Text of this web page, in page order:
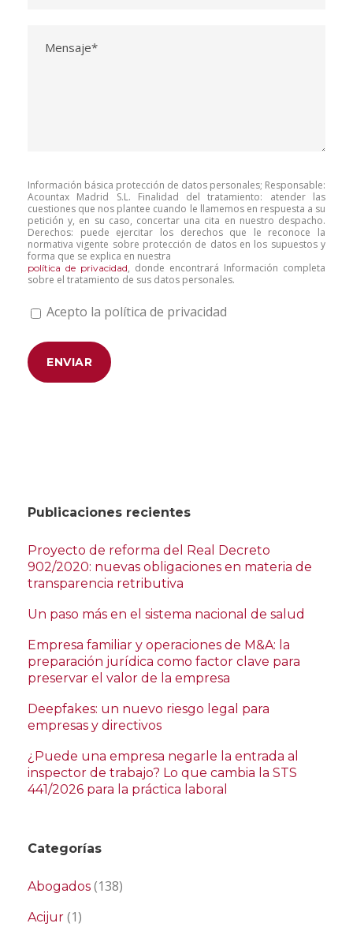
Información básica protección de datos personales; Responsable:
Acountax Madrid S.L. Finalidad del tratamiento: atender las
cuestiones que nos plantee cuando le llamemos en respuesta a su
petición y, en su caso, concertar una cita en nuestro despacho.
Derechos: puede ejercitar los derechos que le reconoce la
normativa vigente sobre protección de datos en los supuestos y
forma que se explica en nuestra
política de privacidad, donde encontrará Información completa
sobre el tratamiento de sus datos personales.
Acepto la política de privacidad
Publicaciones recientes
Proyecto de reforma del Real Decreto
902/2020: nuevas obligaciones en materia de
transparencia retributiva
Un paso más en el sistema nacional de salud
Empresa familiar y operaciones de M&A: la
preparación jurídica como factor clave para
preservar el valor de la empresa
Deepfakes: un nuevo riesgo legal para
empresas y directivos
¿Puede una empresa negarle la entrada al
inspector de trabajo? Lo que cambia la STS
441/2026 para la práctica laboral
Categorías
Abogados (138)
Acijur (1)